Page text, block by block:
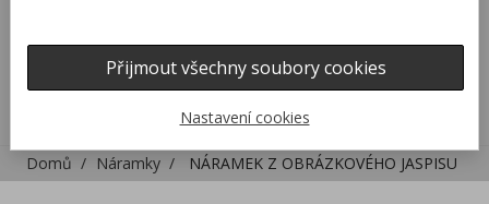
Domů Náramky NÁRAMEK Z OBRÁZKOVÉHO JASPISU
Přijmout všechny soubory cookies
Nastavení cookies